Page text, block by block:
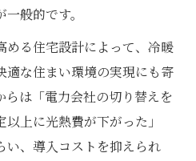
般的です。
める住宅設計によって、冷暖
適な住まい環境の実現にも寄
らは「電力会社の切り替えを
上に光熱費が下がった」
い、導入コストを抑えられ